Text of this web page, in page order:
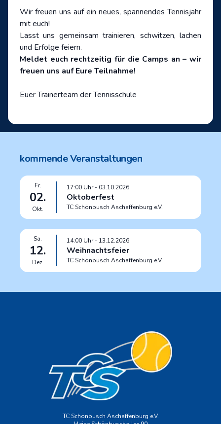
Wir freuen uns auf ein neues, spannendes Tennisjahr
mit euch!
Lasst uns gemeinsam trainieren, schwitzen, lachen
und Erfolge feiern.
Meldet euch rechtzeitig für die Camps an – wir
freuen uns auf Eure Teilnahme!
Euer Trainerteam der Tennisschule
kommende Veranstaltungen
Fr.
02.
Okt.
17:00 Uhr- 03.10.2026
Oktoberfest
TC Schönbusch Aschaffenburg e.V.
Sa.
12.
Dez.
14:00 Uhr- 13.12.2026
Weihnachtsfeier
TC Schönbusch Aschaffenburg e.V.
TC Schönbusch Aschaffenburg e.V.